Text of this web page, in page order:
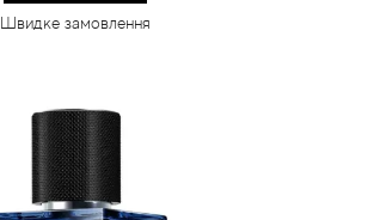
Швидке замовлення